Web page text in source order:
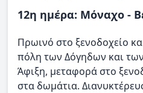
12η ημέρα: Μόναχο -
Πρωινό στο ξενοδοχείο
πόλη των Δόγηδων και
Άφιξη, μεταφορά στο
στα δωμάτια.